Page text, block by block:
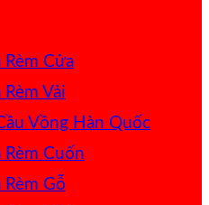
Rèm Cửa
Rèm Vải
Vồng Hàn Quốc
Rèm Cuốn
Rèm Gỗ